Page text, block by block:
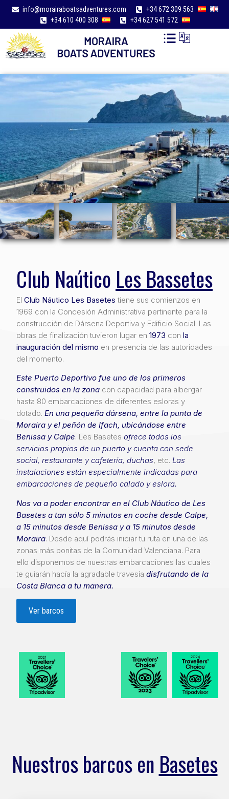
info@morairaboatsadventures.com
+34 672 309 563
+34 610 400 308
+34 627 541 572
Club Naútico Les Bassetes
El Club Náutico Les Basetes tiene sus comienzos en
1969 con la Concesión Administrativa pertinente para la
construcción de Dársena Deportiva y Edificio Social. Las
obras de finalización tuvieron lugar en 1973 con la
inauguración del mismo en presencia de las autoridades
del momento.
Este Puerto Deportivo fue uno de los primeros
construidos en la zona con capacidad para albergar
hasta 80 embarcaciones de diferentes esloras y
dotado. En una pequeña dársena, entre la punta de
Moraira y el peñón de Ifach, ubicándose entre
Benissa y Calpe. Les Basetes ofrece todos los
servicios propios de un puerto y cuenta con sede
social, restaurante y cafetería, duchas, etc. Las
instalaciones están especialmente indicadas para
embarcaciones de pequeño calado y eslora.
Nos va a poder encontrar en el Club Náutico de Les
Basetes a tan sólo 5 minutos en coche desde Calpe,
a 15 minutos desde Benissa y a 15 minutos desde
Moraira. Desde aquí podrás iniciar tu ruta en una de las
zonas más bonitas de la Comunidad Valenciana. Para
ello disponemos de nuestras embarcaciones las cuales
te guiarán hacía la agradable travesía disfrutando de la
Costa Blanca a tu manera.
Ver barcos
Nuestros barcos en Basetes